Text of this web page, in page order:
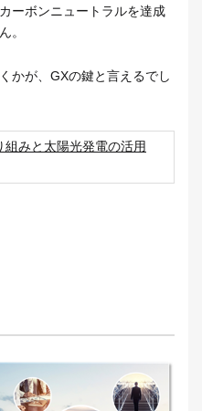
ーボンニュートラルを達成
。
かが、GXの鍵と言えるでし
みと太陽光発電の活用